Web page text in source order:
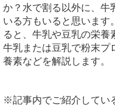
か？水で割る以外に、牛
いる方もいると思います
ると、牛乳や豆乳の栄養
牛乳または豆乳で粉末プ
養素などを解説します。
※記事内でご紹介してい